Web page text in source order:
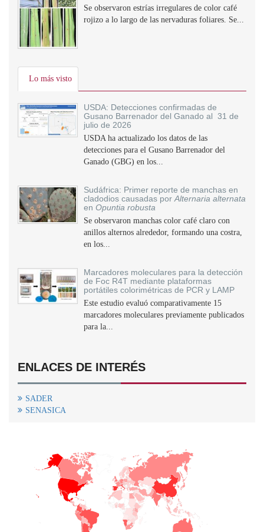
Se observaron estrías irregulares de color café
rojizo a lo largo de las nervaduras foliares. Se...
Lo más visto
USDA: Detecciones confirmadas de
Gusano Barrenador del Ganado al 31 de
julio de 2026
USDA ha actualizado los datos de las
detecciones para el Gusano Barrenador del
Ganado (GBG) en los...
Sudáfrica: Primer reporte de manchas en
cladodios causadas por Alternaria alternata
en Opuntia robusta
Se observaron manchas color café claro con
anillos alternos alrededor, formando una costra,
en los...
Marcadores moleculares para la detección
de Foc R4T mediante plataformas
portátiles colorimétricas de PCR y LAMP
Este estudio evaluó comparativamente 15
marcadores moleculares previamente publicados
para la...
ENLACES DE INTERÉS
SADER
SENASICA